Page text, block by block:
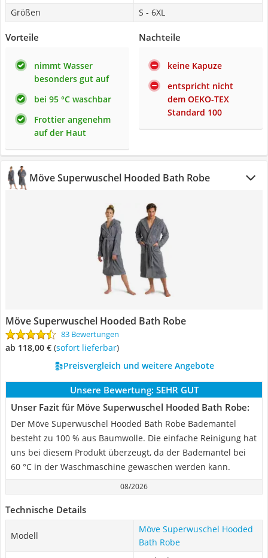
Größen
S - 6XL
Vorteile
nimmt Wasser
besonders gut auf
bei 95 °C waschbar
Frottier angenehm
auf der Haut
Nachteile
keine Kapuze
entspricht nicht
dem OEKO-TEX
Standard 100
Möve Superwuschel Hooded Bath Robe
Möve Superwuschel Hooded Bath Robe
83 Bewertungen
ab 118,00 € ( Sofort lieferbar)
Preisvergleich und weitere Angebote
Unsere Bewertung: SEHR GUT
Unser Fazit für Möve Superwuschel Hooded Bath Robe:
Der Möve Superwuschel Hooded Bath Robe Bademantel
besteht zu 100 % aus Baumwolle. Die einfache Reinigung hat
uns bei diesem Produkt überzeugt, da der Bademantel bei
60 °C in der Waschmaschine gewaschen werden kann.
08/2026
Technische Details
Modell
Möve Superwuschel Hooded
Bath Robe